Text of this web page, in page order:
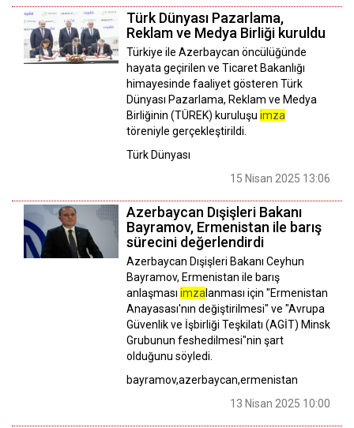
Türk Dünyası Pazarlama,
Reklam ve Medya Birliği kuruldu
Türkiye ile Azerbaycan öncülüğünde
hayata geçirilen ve Ticaret Bakanlığı
himayesinde faaliyet gösteren Türk
Dünyası Pazarlama, Reklam ve Medya
Birliğinin (TÜREK) kuruluşu imza
töreniyle gerçekleştirildi.
Türk Dünyası
15 Nisan 2025 13:06
Azerbaycan Dışişleri Bakanı
Bayramov, Ermenistan ile barış
sürecini değerlendirdi
Azerbaycan Dışişleri Bakanı Ceyhun
Bayramov, Ermenistan ile barış
anlaşması imzalanması için "Ermenistan
Anayasası'nın değiştirilmesi" ve "Avrupa
Güvenlik ve İşbirliği Teşkilatı (AGİT) Minsk
Grubunun feshedilmesi"nin şart
olduğunu söyledi. ​​​​​​​
bayramov,azerbaycan,ermenistan
13 Nisan 2025 10:00